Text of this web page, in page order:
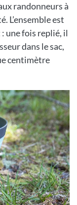
randonneurs à
L’ensemble est
une fois replié, il
dans le sac,
centimètre